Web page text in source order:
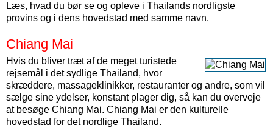
Læs, hvad du bør se og opleve i Thailands nordligste
provins og i dens hovedstad med samme navn.
Chiang Mai
Hvis du bliver træt af de meget turistede
rejsemål i det sydlige Thailand, hvor
skræddere, massageklinikker, restauranter og andre, som vil
sælge sine ydelser, konstant plager dig, så kan du overveje
at besøge Chiang Mai. Chiang Mai er den kulturelle
hovedstad for det nordlige Thailand.